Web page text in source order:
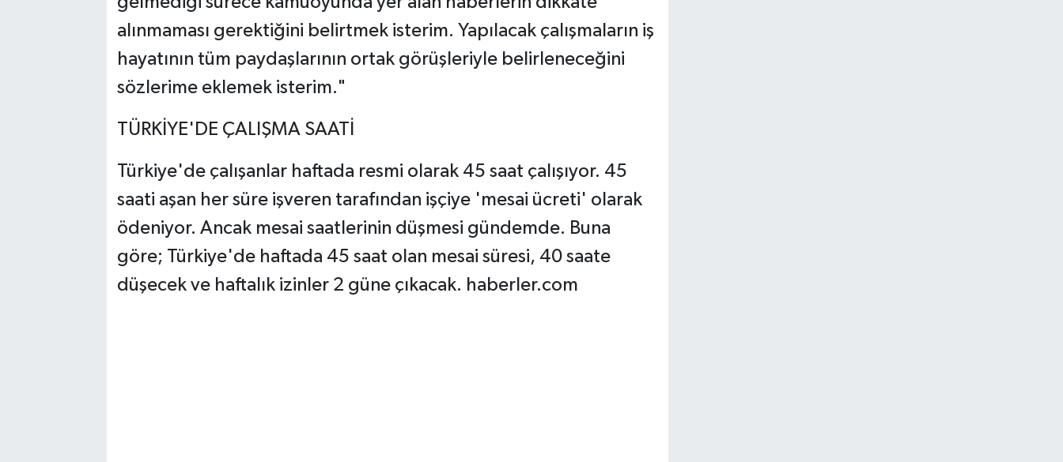
alınmaması gerektiğini belirtmek isterim. Yapılacak çalışmaların iş
hayatının tüm paydaşlarının ortak görüşleriyle belirleneceğini
sözlerime eklemek isterim."
TÜRKİYE'DE ÇALIŞMA SAATİ
Türkiye'de çalışanlar haftada resmi olarak 45 saat çalışıyor. 45
saati aşan her süre işveren tarafından işçiye 'mesai ücreti' olarak
ödeniyor. Ancak mesai saatlerinin düşmesi gündemde. Buna
göre; Türkiye'de haftada 45 saat olan mesai süresi, 40 saate
düşecek ve haftalık izinler 2 güne çıkacak. haberler.com